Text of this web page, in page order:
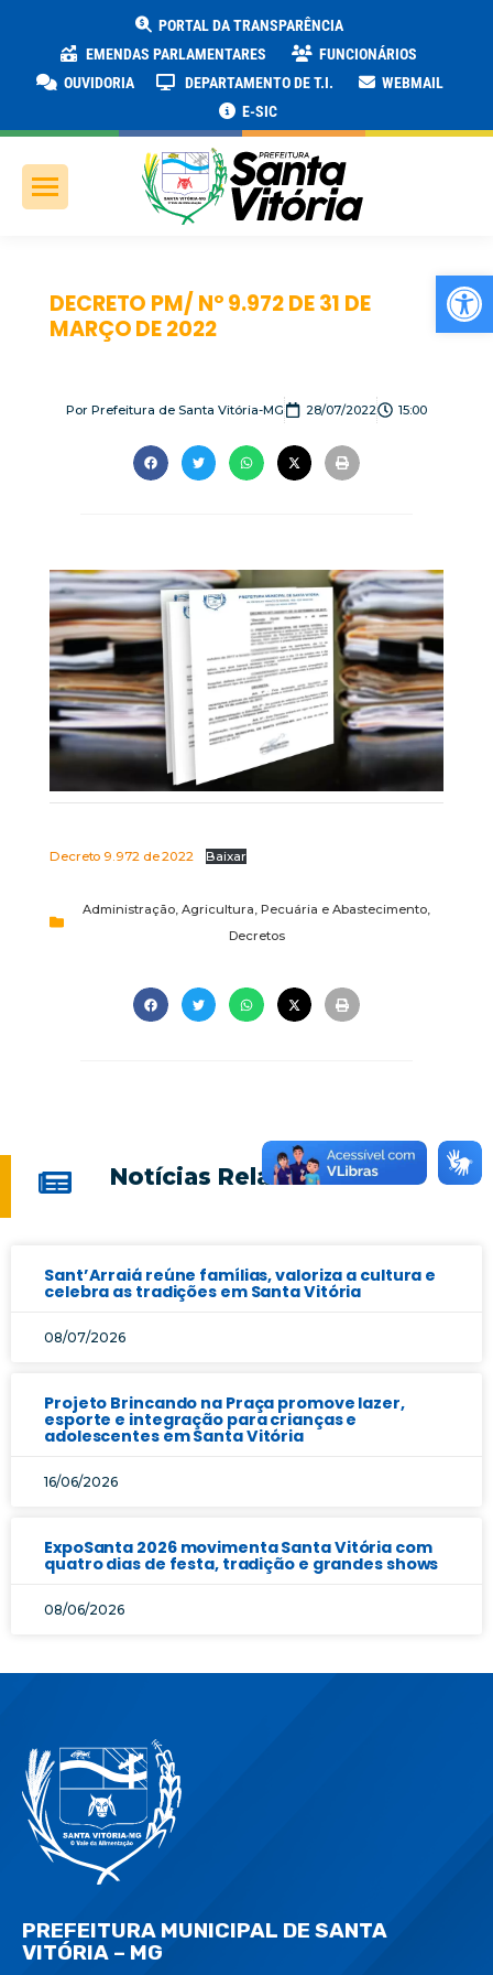
PORTAL DA TRANSPARÊNCIA
EMENDAS PARLAMENTARES
FUNCIONÁRIOS
OUVIDORIA
DEPARTAMENTO DE T.I.
WEBMAIL
E-SIC
DECRETO PM/ Nº 9.972 DE 31 DE
MARÇO DE 2022
Por Prefeitura de Santa Vitória-MG 28/07/2022 15:00
Decreto 9.972 de 2022 Baixar
Administração, Agricultura, Pecuária e Abastecimento,
Decretos
Notícias Relacionadas
Sant’Arraiá reúne famílias, valoriza a cultura e
celebra as tradições em Santa Vitória
08/07/2026
Projeto Brincando na Praça promove lazer,
esporte e integração para crianças e
adolescentes em Santa Vitória
16/06/2026
ExpoSanta 2026 movimenta Santa Vitória com
quatro dias de festa, tradição e grandes shows
08/06/2026
PREFEITURA MUNICIPAL DE SANTA
VITÓRIA – MG